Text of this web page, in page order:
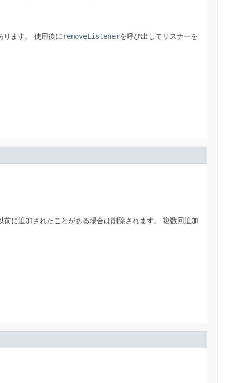
ます。 使用後に removeListenerを呼び出してリスナーを
前に追加されたことがある場合は削除されます。 複数回追加